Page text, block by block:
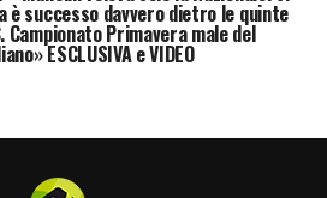
è successo davvero dietro le quinte
Campionato Primavera male del
ESCLUSIVA e VIDEO